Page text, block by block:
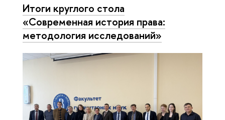
Итоги круглого стола
«Современная история права:
методология исследований»